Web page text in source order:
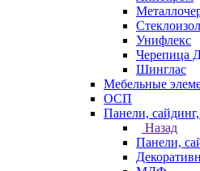
Стеклоизол
Унифлекс
Черепица
Шинглас
Мебельные
ОСП
Панели,
Назад
Панели,